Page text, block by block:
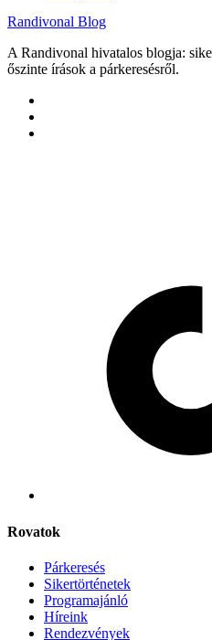
Randivonal Blog
A Randivonal hivatalos blogja:
őszinte írások a párkeresésről.
Rovatok
Párkeresés
Sikertörténetek
Programajánló
Híreink
Rendezvények